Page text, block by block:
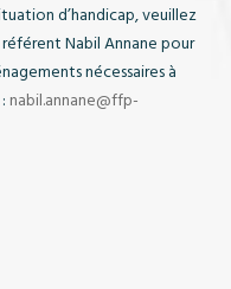
d’handicap, veuillez
Nabil Annane pour
nécessaires à
nabil.annane@ffp-